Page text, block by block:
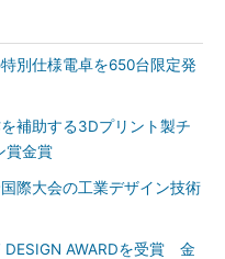
別仕様電卓を650台限定発
補助する3Dプリント製チ
賞金賞
際大会の工業デザイン技術
DESIGN AWARDを受賞 金